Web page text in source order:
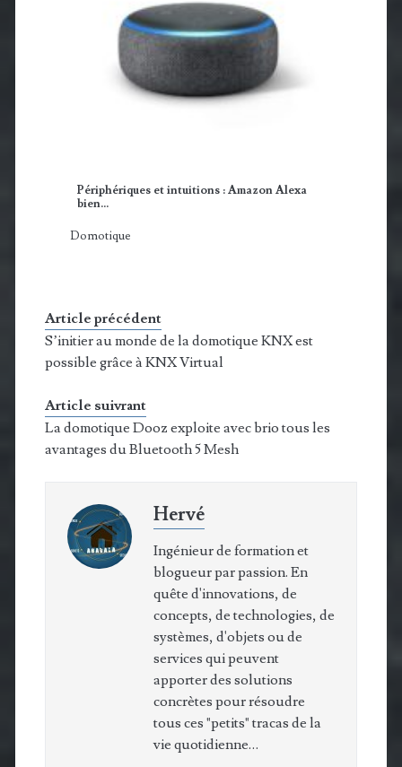
Périphériques et intuitions : Amazon Alexa
bien…
Domotique
Article précédent
S’initier au monde de la domotique KNX est
possible grâce à KNX Virtual
Article suivrant
La domotique Dooz exploite avec brio tous les
avantages du Bluetooth 5 Mesh
Hervé
Ingénieur de formation et
blogueur par passion. En
quête d'innovations, de
concepts, de technologies, de
systèmes, d'objets ou de
services qui peuvent
apporter des solutions
concrètes pour résoudre
tous ces "petits" tracas de la
vie quotidienne…